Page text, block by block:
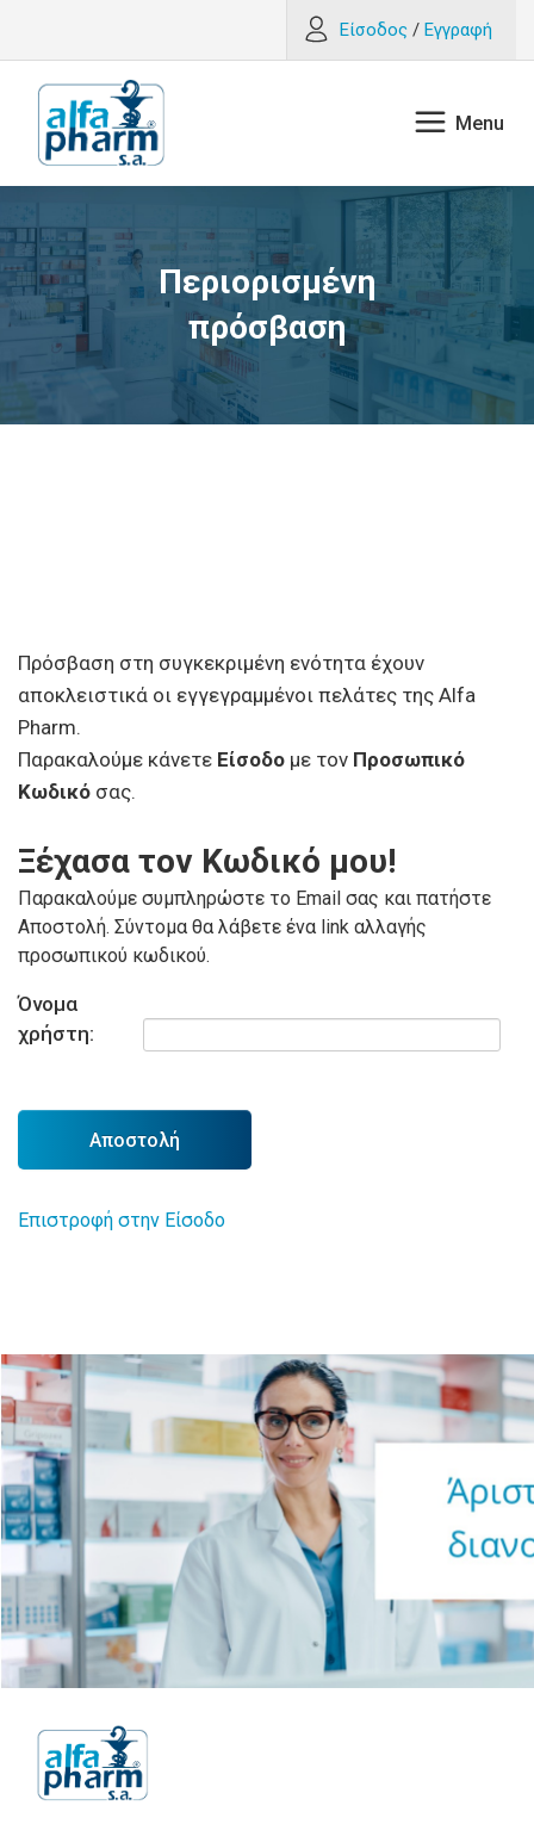
Είσοδος / Εγγραφή
Περιορισμένη
πρόσβαση
Πρόσβαση στη συγκεκριμένη ενότητα έχουν
αποκλειστικά οι εγγεγραμμένοι πελάτες της Alfa
Pharm.
Παρακαλούμε κάνετε Είσοδο με τον Προσωπικό
Κωδικό σας.
Ξέχασα τον Κωδικό μου!
Παρακαλούμε συμπληρώστε το Email σας και πατήστε
Αποστολή. Σύντομα θα λάβετε ένα link αλλαγής
προσωπικού κωδικού.
Όνομα
χρήστη:
Αποστολή
Επιστροφή στην Είσοδο